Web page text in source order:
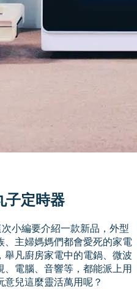
子定時器
小編要介紹一款新品，外型
主婦媽媽們都會愛死的家電
凡廚房家電中的電鍋、微波
電腦、音響等，都能派上用
兒這麼靈活萬用呢？